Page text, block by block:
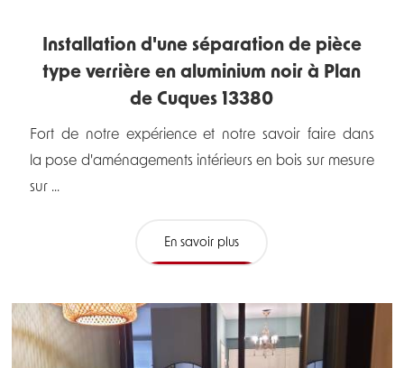
Installation d'une séparation de pièce
type verrière en aluminium noir à Plan
de Cuques 13380
Fort de notre expérience et notre savoir faire dans
la pose d'aménagements intérieurs en bois sur mesure
sur ...
En savoir plus